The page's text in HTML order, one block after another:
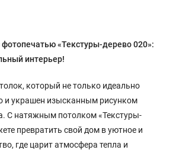
«Текстуры-дерево 020»:
интерьер!
который не только идеально
и украшен изысканным рисунком
С натяжным потолком «Текстуры-
превратить свой дом в уютное и
где царит атмосфера тепла и